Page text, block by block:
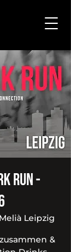
Run -
Leipzig
&